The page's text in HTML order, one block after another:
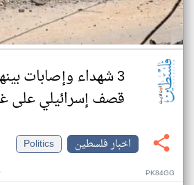
3 شهداء وإصابات
قصف إسرائيلي على
اخبار فلسطين
Politics
PK84GG